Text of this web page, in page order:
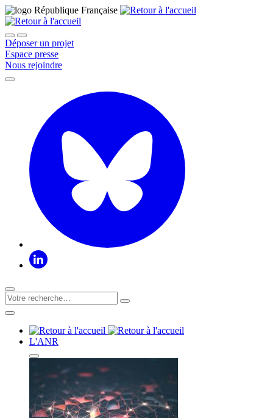
Déposer un projet
Espace presse
Nous rejoindre
L'ANR